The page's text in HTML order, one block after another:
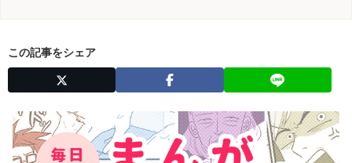
この記事をシェア